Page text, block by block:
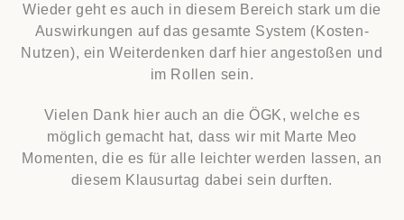
Wieder geht es auch in diesem Bereich stark um die
Auswirkungen auf das gesamte System (Kosten-
Nutzen), ein Weiterdenken darf hier angestoßen und
im Rollen sein.
Vielen Dank hier auch an die ÖGK, welche es
möglich gemacht hat, dass wir mit Marte Meo
Momenten, die es für alle leichter werden lassen, an
diesem Klausurtag dabei sein durften.